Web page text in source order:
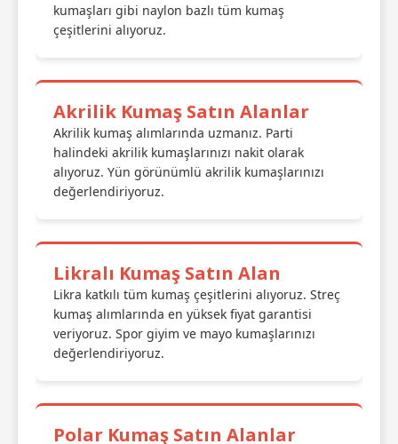
kumaşları gibi naylon bazlı tüm kumaş
çeşitlerini alıyoruz.
Akrilik Kumaş Satın Alanlar
Akrilik kumaş alımlarında uzmanız. Parti
halindeki akrilik kumaşlarınızı nakit olarak
alıyoruz. Yün görünümlü akrilik kumaşlarınızı
değerlendiriyoruz.
Likralı Kumaş Satın Alan
Likra katkılı tüm kumaş çeşitlerini alıyoruz. Streç
kumaş alımlarında en yüksek fiyat garantisi
veriyoruz. Spor giyim ve mayo kumaşlarınızı
değerlendiriyoruz.
Polar Kumaş Satın Alanlar